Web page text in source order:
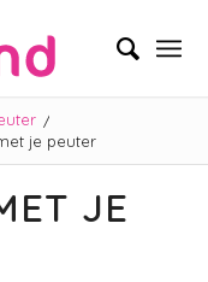
/
je peuter
JE